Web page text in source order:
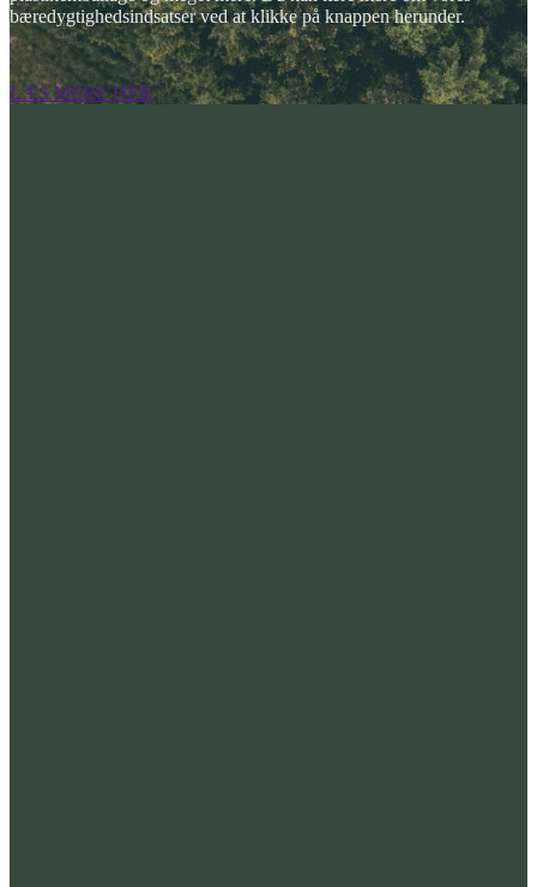
bæredygtighedsindsatser ved at klikke på knappen herunder.
LÆS MERE HER